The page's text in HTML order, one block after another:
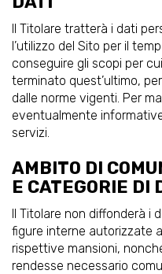
Il Titolare tratterà i dati
l’utilizzo del Sito per il
conseguire gli scopi per
terminato quest’ultimo,
dalle norme vigenti. Per
eventualmente
servizi.
AMBITO DI
E CATEGORIE DI
Il Titolare non diffonderà i
figure interne autorizzate
rispettive mansioni,
rendesse necessario